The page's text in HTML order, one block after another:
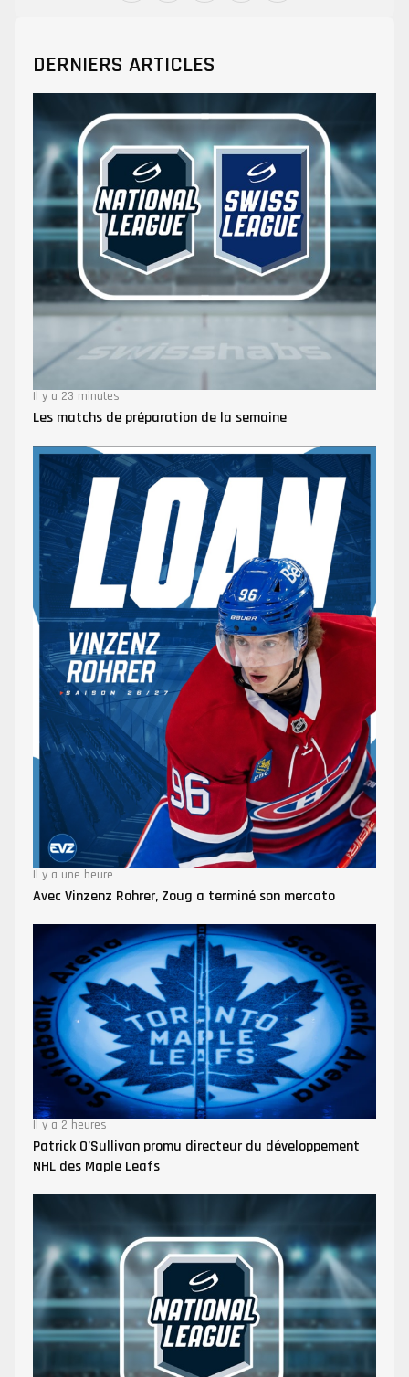
DERNIERS ARTICLES
Il y a 23 minutes
Les matchs de préparation de la semaine
Il y a une heure
Avec Vinzenz Rohrer, Zoug a terminé son mercato
Il y a 2 heures
Patrick O’Sullivan promu directeur du développement
NHL des Maple Leafs